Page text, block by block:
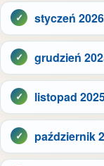
styczeń 2026
grudzień
listopad
październik